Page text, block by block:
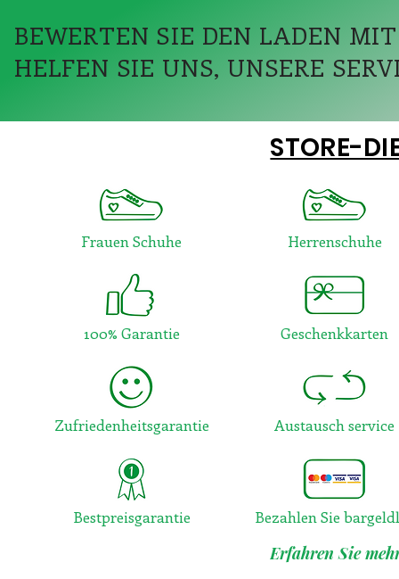
BEWERTEN SIE DEN LADEN
HELFEN SIE UNS, UNSERE
STORE-
Frauen Schuhe
100% Garantie
Zufriedenheitsgarantie
Bestpreisgarantie
Herrenschuhe
Geschenkkarten
Austausch service
Bezahlen Sie
Erfahren Sie